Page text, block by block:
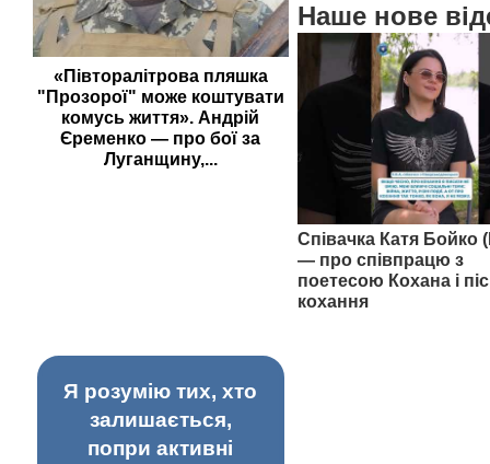
«Півторалітрова пляшка
"Прозорої" може коштувати
комусь життя». Андрій
Єременко — про бої за
Луганщину,...
Наше нове
Співачка Катя Бойко
— про співпрацю з
поетесою Кохана і
кохання
Я розумію тих, хто
залишається,
попри активні